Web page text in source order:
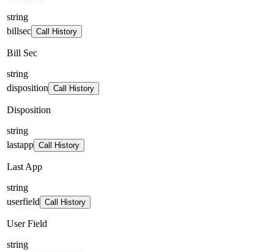
string
billsec Call History
Bill Sec
string
disposition Call History
Disposition
string
lastapp Call History
Last App
string
userfield Call History
User Field
string